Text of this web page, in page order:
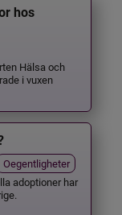
hos
Hälsa och
i vuxen
Oegentligheter
adoptioner har